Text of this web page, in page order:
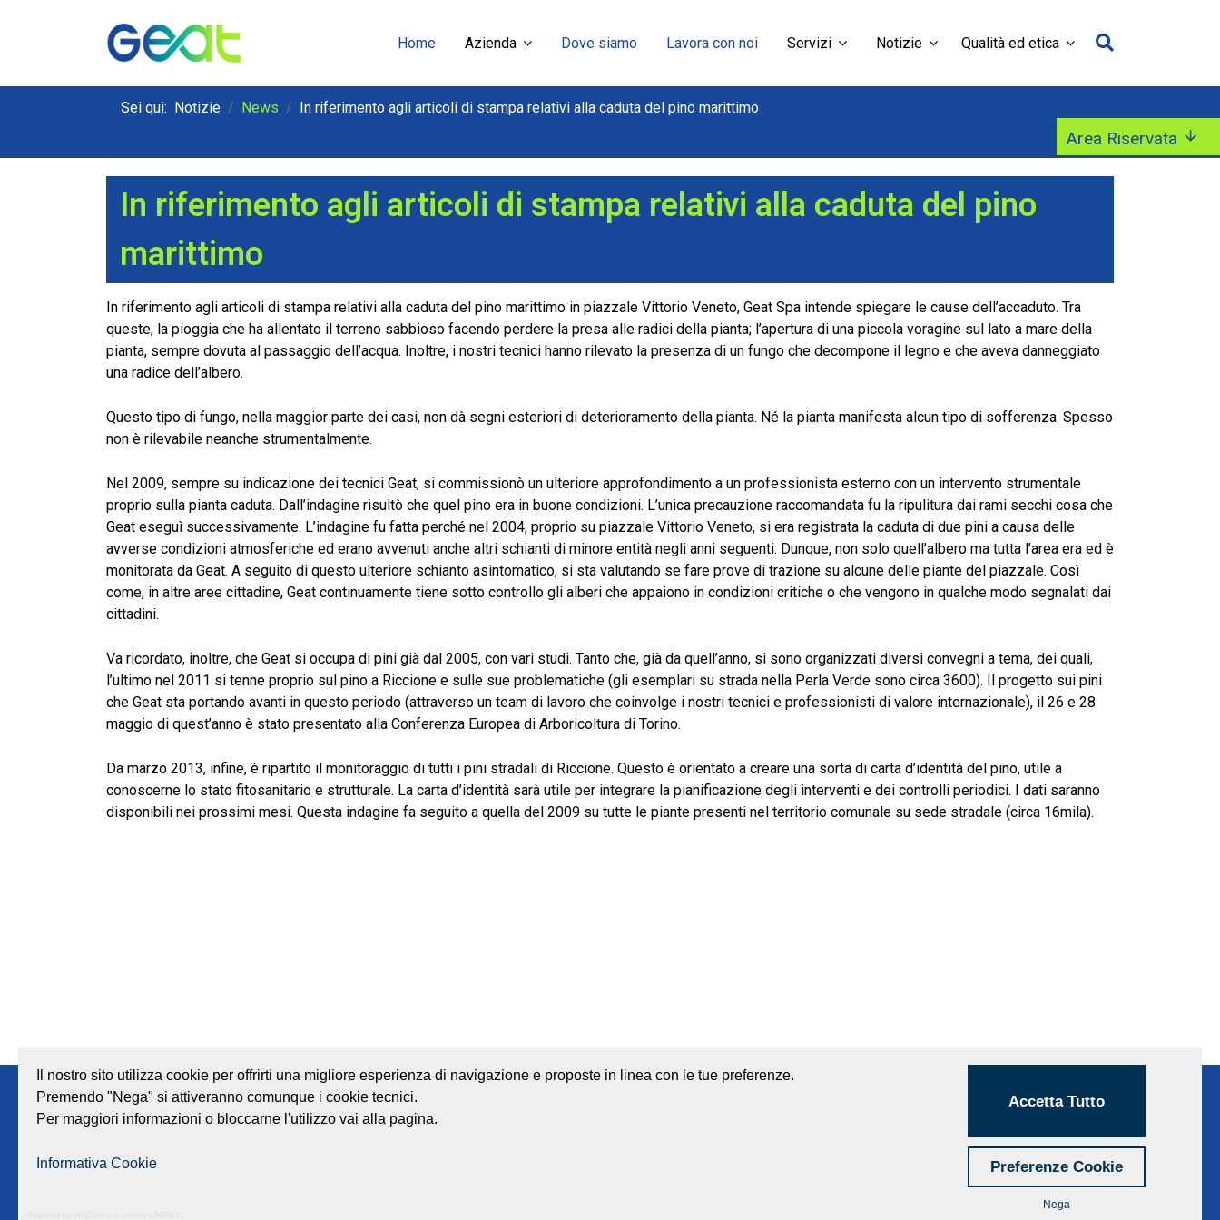
Home Azienda Dove siamo Lavora con noi Servizi Notizie Qualità ed etica
Sei qui: Notizie News In riferimento agli articoli di stampa relativi alla caduta del pino marittimo
In riferimento agli articoli di stampa relativi alla caduta del pino
marittimo
In riferimento agli articoli di stampa relativi alla caduta del pino marittimo in piazzale Vittorio Veneto, Geat Spa intende spiegare le cause dell’accaduto. Tra
queste, la pioggia che ha allentato il terreno sabbioso facendo perdere la presa alle radici della pianta; l’apertura di una piccola voragine sul lato a mare della
pianta, sempre dovuta al passaggio dell’acqua. Inoltre, i nostri tecnici hanno rilevato la presenza di un fungo che decompone il legno e che aveva danneggiato
una radice dell’albero.
Questo tipo di fungo, nella maggior parte dei casi, non dà segni esteriori di deterioramento della pianta. Né la pianta manifesta alcun tipo di sofferenza. Spesso
non è rilevabile neanche strumentalmente.
Nel 2009, sempre su indicazione dei tecnici Geat, si commissionò un ulteriore approfondimento a un professionista esterno con un intervento strumentale
proprio sulla pianta caduta. Dall’indagine risultò che quel pino era in buone condizioni. L’unica precauzione raccomandata fu la ripulitura dai rami secchi cosa che
Geat eseguì successivamente. L’indagine fu fatta perché nel 2004, proprio su piazzale Vittorio Veneto, si era registrata la caduta di due pini a causa delle
avverse condizioni atmosferiche ed erano avvenuti anche altri schianti di minore entità negli anni seguenti. Dunque, non solo quell’albero ma tutta l’area era ed è
monitorata da Geat. A seguito di questo ulteriore schianto asintomatico, si sta valutando se fare prove di trazione su alcune delle piante del piazzale. Così
come, in altre aree cittadine, Geat continuamente tiene sotto controllo gli alberi che appaiono in condizioni critiche o che vengono in qualche modo segnalati dai
cittadini.
Va ricordato, inoltre, che Geat si occupa di pini già dal 2005, con vari studi. Tanto che, già da quell’anno, si sono organizzati diversi convegni a tema, dei quali,
l’ultimo nel 2011 si tenne proprio sul pino a Riccione e sulle sue problematiche (gli esemplari su strada nella Perla Verde sono circa 3600). Il progetto sui pini
che Geat sta portando avanti in questo periodo (attraverso un team di lavoro che coinvolge i nostri tecnici e professionisti di valore internazionale), il 26 e 28
maggio di quest’anno è stato presentato alla Conferenza Europea di Arboricoltura di Torino.
Da marzo 2013, infine, è ripartito il monitoraggio di tutti i pini stradali di Riccione. Questo è orientato a creare una sorta di carta d’identità del pino, utile a
conoscerne lo stato fitosanitario e strutturale. La carta d’identità sarà utile per integrare la pianificazione degli interventi e dei controlli periodici. I dati saranno
disponibili nei prossimi mesi. Questa indagine fa seguito a quella del 2009 su tutte le piante presenti nel territorio comunale su sede stradale (circa 16mila).
Area Riservata
Note legali Privacy Società trasparente Mappa del sito
Il nostro sito utilizza cookie per offrirti una migliore esperienza di navigazione e proposte in linea con le tue preferenze.
Premendo "Nega" si attiveranno comunque i cookie tecnici.
Per maggiori informazioni o bloccarne l'utilizzo vai alla pagina.
Informativa Cookie
Accetta Tutto
Preferenze Cookie
Nega